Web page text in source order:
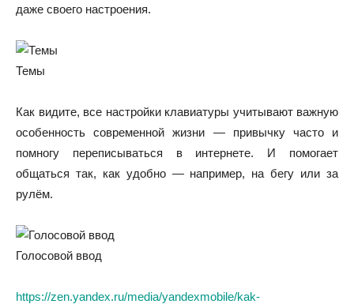
даже своего настроения.
Темы
Как видите, все настройки клавиатуры учитывают важную
особенность современной жизни — привычку часто и
помногу переписываться в интернете. И помогает
общаться так, как удобно — например, на бегу или за
рулём.
Голосовой ввод
https://zen.yandex.ru/media/yandexmobile/kak-